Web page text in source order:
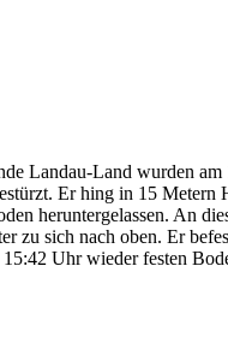
Landau-Land wurden
Er hing in 15 Metern
heruntergelassen. An
zu sich nach oben. Er
Uhr wieder festen